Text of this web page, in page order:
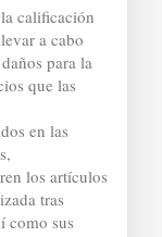
calificación
a cabo
para la
que las
en las
los artículos
tras
como sus